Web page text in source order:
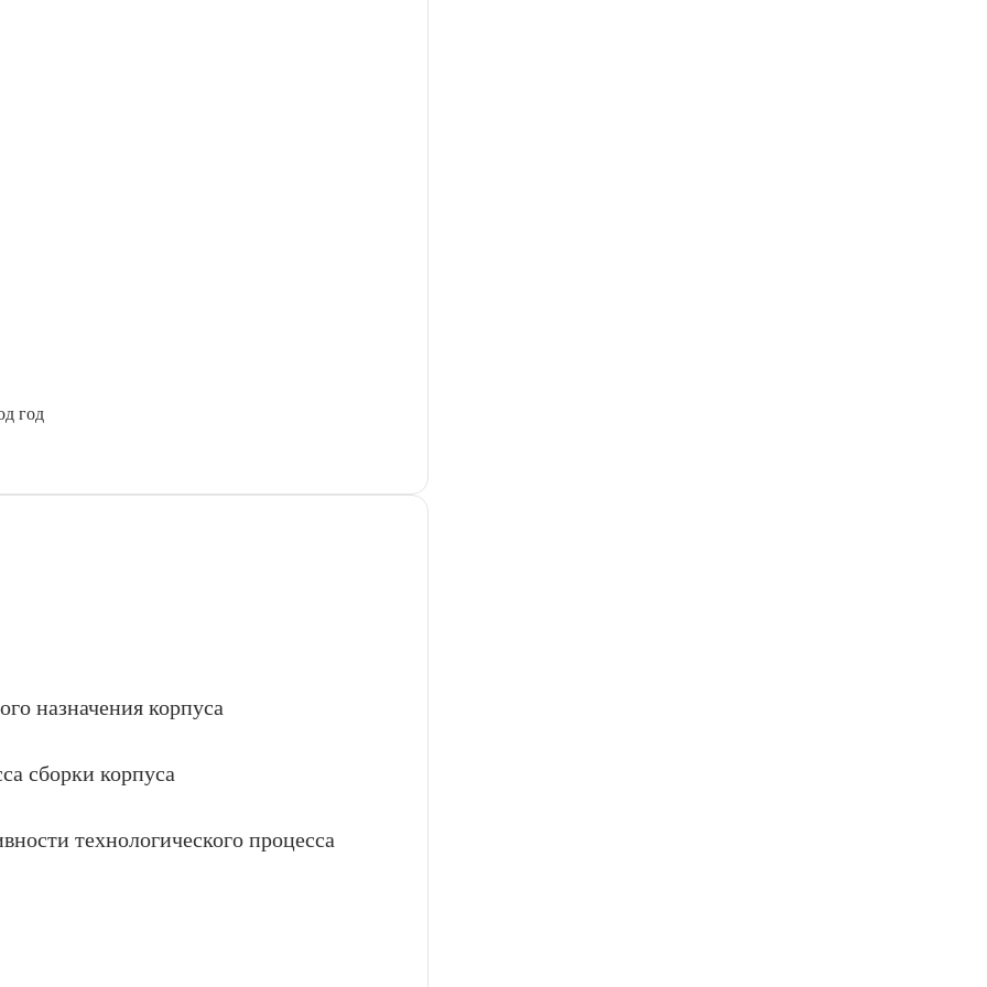
год
назначения корпуса
сборки корпуса
технологического процесса